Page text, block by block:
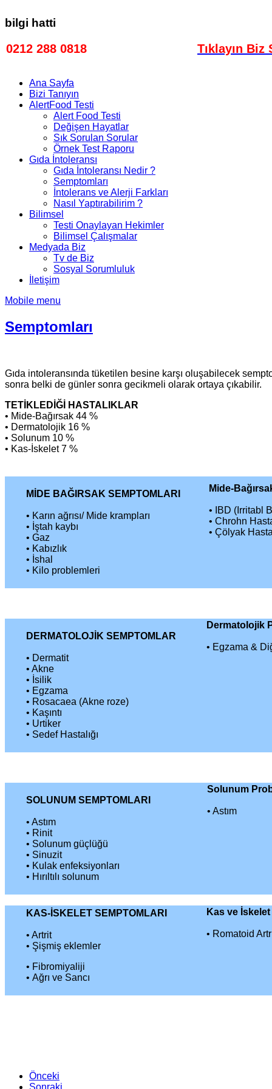
bilgi hatti
0212 288 0818 Tıklayın Biz
Ana Sayfa
Bizi Tanıyın
AlertFood Testi
Alert Food Testi
Değişen Hayatlar
Sık Sorulan Sorular
Örnek Test Raporu
Gıda İntoleransı
Gıda İntoleransı Nedir ?
Semptomları
İntolerans ve Alerji Farkları
Nasıl Yaptırabilirim ?
Bilimsel
Testi Onaylayan Hekimler
Bilimsel Çalışmalar
Medyada Biz
Tv de Biz
Sosyal Sorumluluk
İletişim
Mobile menu
Semptomları
Gıda intoleransında tüketilen besine karşı oluşabilecek
sonra belki de günler sonra gecikmeli olarak ortaya çıkabilir.
TETİKLEDİĞİ HASTALIKLAR
• Mide-Bağırsak 44 %
• Dermatolojik 16 %
• Solunum 10 %
• Kas-İskelet 7 %
MİDE BAĞIRSAK SEMPTOMLARI
• Karın ağrısı/ Mide krampları
• İştah kaybı
• Gaz
• Kabızlık
• İshal
• Kilo problemleri
Mide-
• IBD (Irritabl
• Chrohn
• Çölyak
DERMATOLOJİK SEMPTOMLAR
• Dermatit
• Akne
• İsilik
• Egzama
• Rosacaea (Akne roze)
• Kaşıntı
• Urtiker
• Sedef Hastalığı
Dermatolojik
• Egzama &
SOLUNUM SEMPTOMLARI
• Astım
• Rinit
• Solunum güçlüğü
• Sinuzit
• Kulak enfeksiyonları
• Hırıltılı solunum
Solunum
• Astım
KAS-İSKELET SEMPTOMLARI
• Artrit
• Şişmiş eklemler
• Fibromiyaliji
• Ağrı ve Sancı
Kas ve
• Romatoid
Önceki
Sonraki